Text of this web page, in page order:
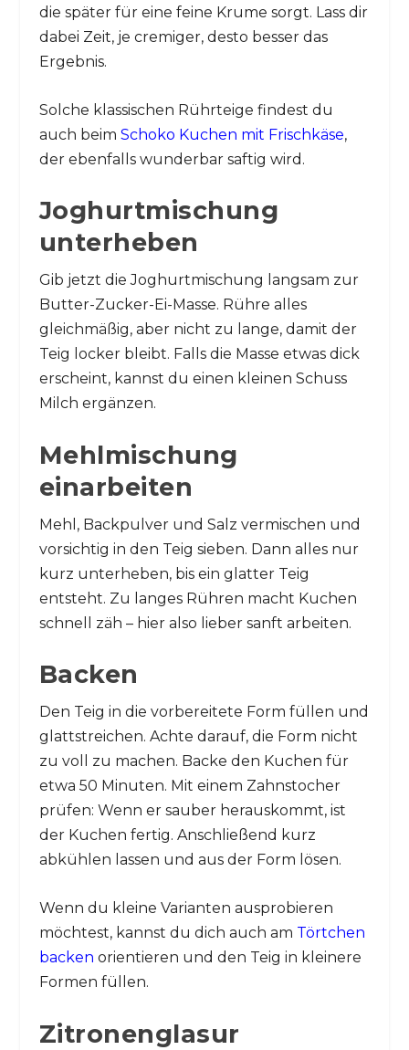
die später für eine feine Krume sorgt. Lass dir
dabei Zeit, je cremiger, desto besser das
Ergebnis.
Solche klassischen Rührteige findest du
auch beim Schoko Kuchen mit Frischkäse,
der ebenfalls wunderbar saftig wird.
Joghurtmischung
unterheben
Gib jetzt die Joghurtmischung langsam zur
Butter-Zucker-Ei-Masse. Rühre alles
gleichmäßig, aber nicht zu lange, damit der
Teig locker bleibt. Falls die Masse etwas dick
erscheint, kannst du einen kleinen Schuss
Milch ergänzen.
Mehlmischung
einarbeiten
Mehl, Backpulver und Salz vermischen und
vorsichtig in den Teig sieben. Dann alles nur
kurz unterheben, bis ein glatter Teig
entsteht. Zu langes Rühren macht Kuchen
schnell zäh – hier also lieber sanft arbeiten.
Backen
Den Teig in die vorbereitete Form füllen und
glattstreichen. Achte darauf, die Form nicht
zu voll zu machen. Backe den Kuchen für
etwa 50 Minuten. Mit einem Zahnstocher
prüfen: Wenn er sauber herauskommt, ist
der Kuchen fertig. Anschließend kurz
abkühlen lassen und aus der Form lösen.
Wenn du kleine Varianten ausprobieren
möchtest, kannst du dich auch am Törtchen
backen orientieren und den Teig in kleinere
Formen füllen.
Zitronenglasur